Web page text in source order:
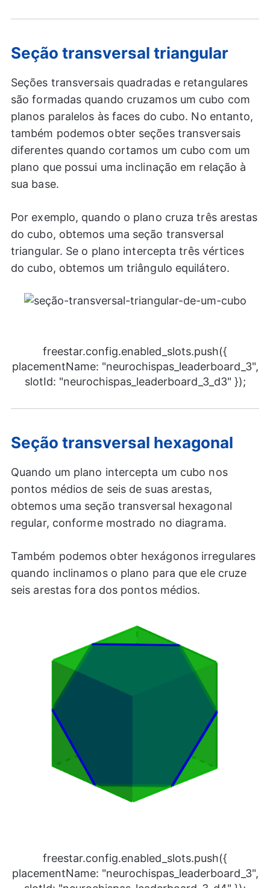
Seção transversal triangular
Seções transversais quadradas e retangulares
são formadas quando cruzamos um cubo com
planos paralelos às faces do cubo. No entanto,
também podemos obter seções transversais
diferentes quando cortamos um cubo com um
plano que possui uma inclinação em relação à
sua base.
Por exemplo, quando o plano cruza três arestas
do cubo, obtemos uma seção transversal
triangular. Se o plano intercepta três vértices
do cubo, obtemos um triângulo equilátero.
freestar.config.enabled_slots.push({
placementName: "neurochispas_leaderboard_3",
slotId: "neurochispas_leaderboard_3_d3" });
Seção transversal hexagonal
Quando um plano intercepta um cubo nos
pontos médios de seis de suas arestas,
obtemos uma seção transversal hexagonal
regular, conforme mostrado no diagrama.
Também podemos obter hexágonos irregulares
quando inclinamos o plano para que ele cruze
seis arestas fora dos pontos médios.
freestar.config.enabled_slots.push({
placementName: "neurochispas_leaderboard_3",